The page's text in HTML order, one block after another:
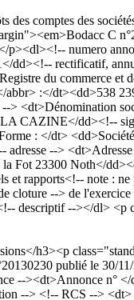
des comptes des
C
p><dl><!-- numero
dd><!-- rectificatif,
du commerce et
abbr> :</dt><dd>538
> <dt>Dénomination
CAZINE</dd><!--
: </dt>
adresse -->
Fot 23300 Noth</
et rapports<!-- note : ne
cloture --> de l'exercice
descriptif --></dl> <p
h3><p
publié le 30/
--><dt>Annonce n°
--> <!-- RCS -->